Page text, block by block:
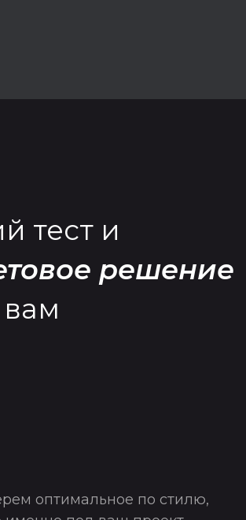
тест и
решение
оптимальное по стилю,